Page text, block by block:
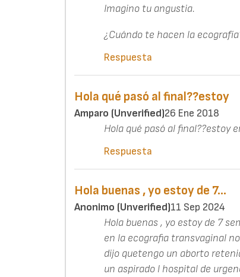
Imagino tu angustia.
¿Cuándo te hacen la
Respuesta
Hola qué pasó al final??estoy
Amparo (unverified)26 Ene 2018
Hola qué pasó al final??estoy
Respuesta
Hola buenas , yo estoy de 7…
Anonimo (unverified)11 Sep 2024
Hola buenas , yo estoy de 7
en la ecografia transvaginal
dijo quetengo un aborto
un aspirado l hospital de